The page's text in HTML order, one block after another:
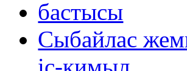
бастысы
Сыбайлас